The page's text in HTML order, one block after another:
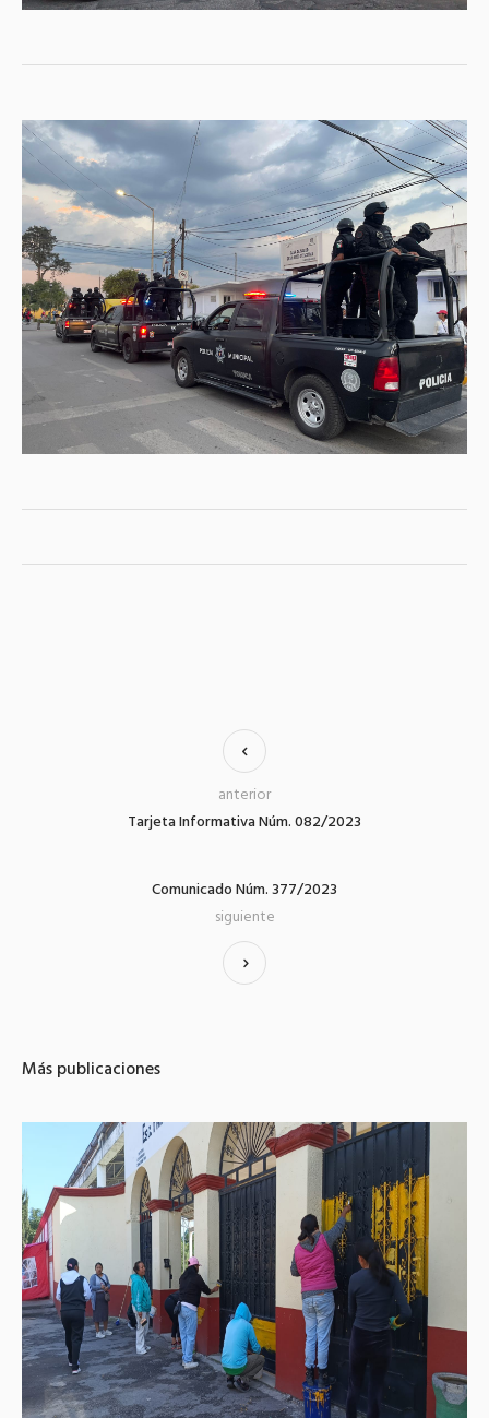
Tarjeta Informativa Núm. 082/2023
anterior
Comunicado Núm. 377/2023
siguiente
Más publicaciones